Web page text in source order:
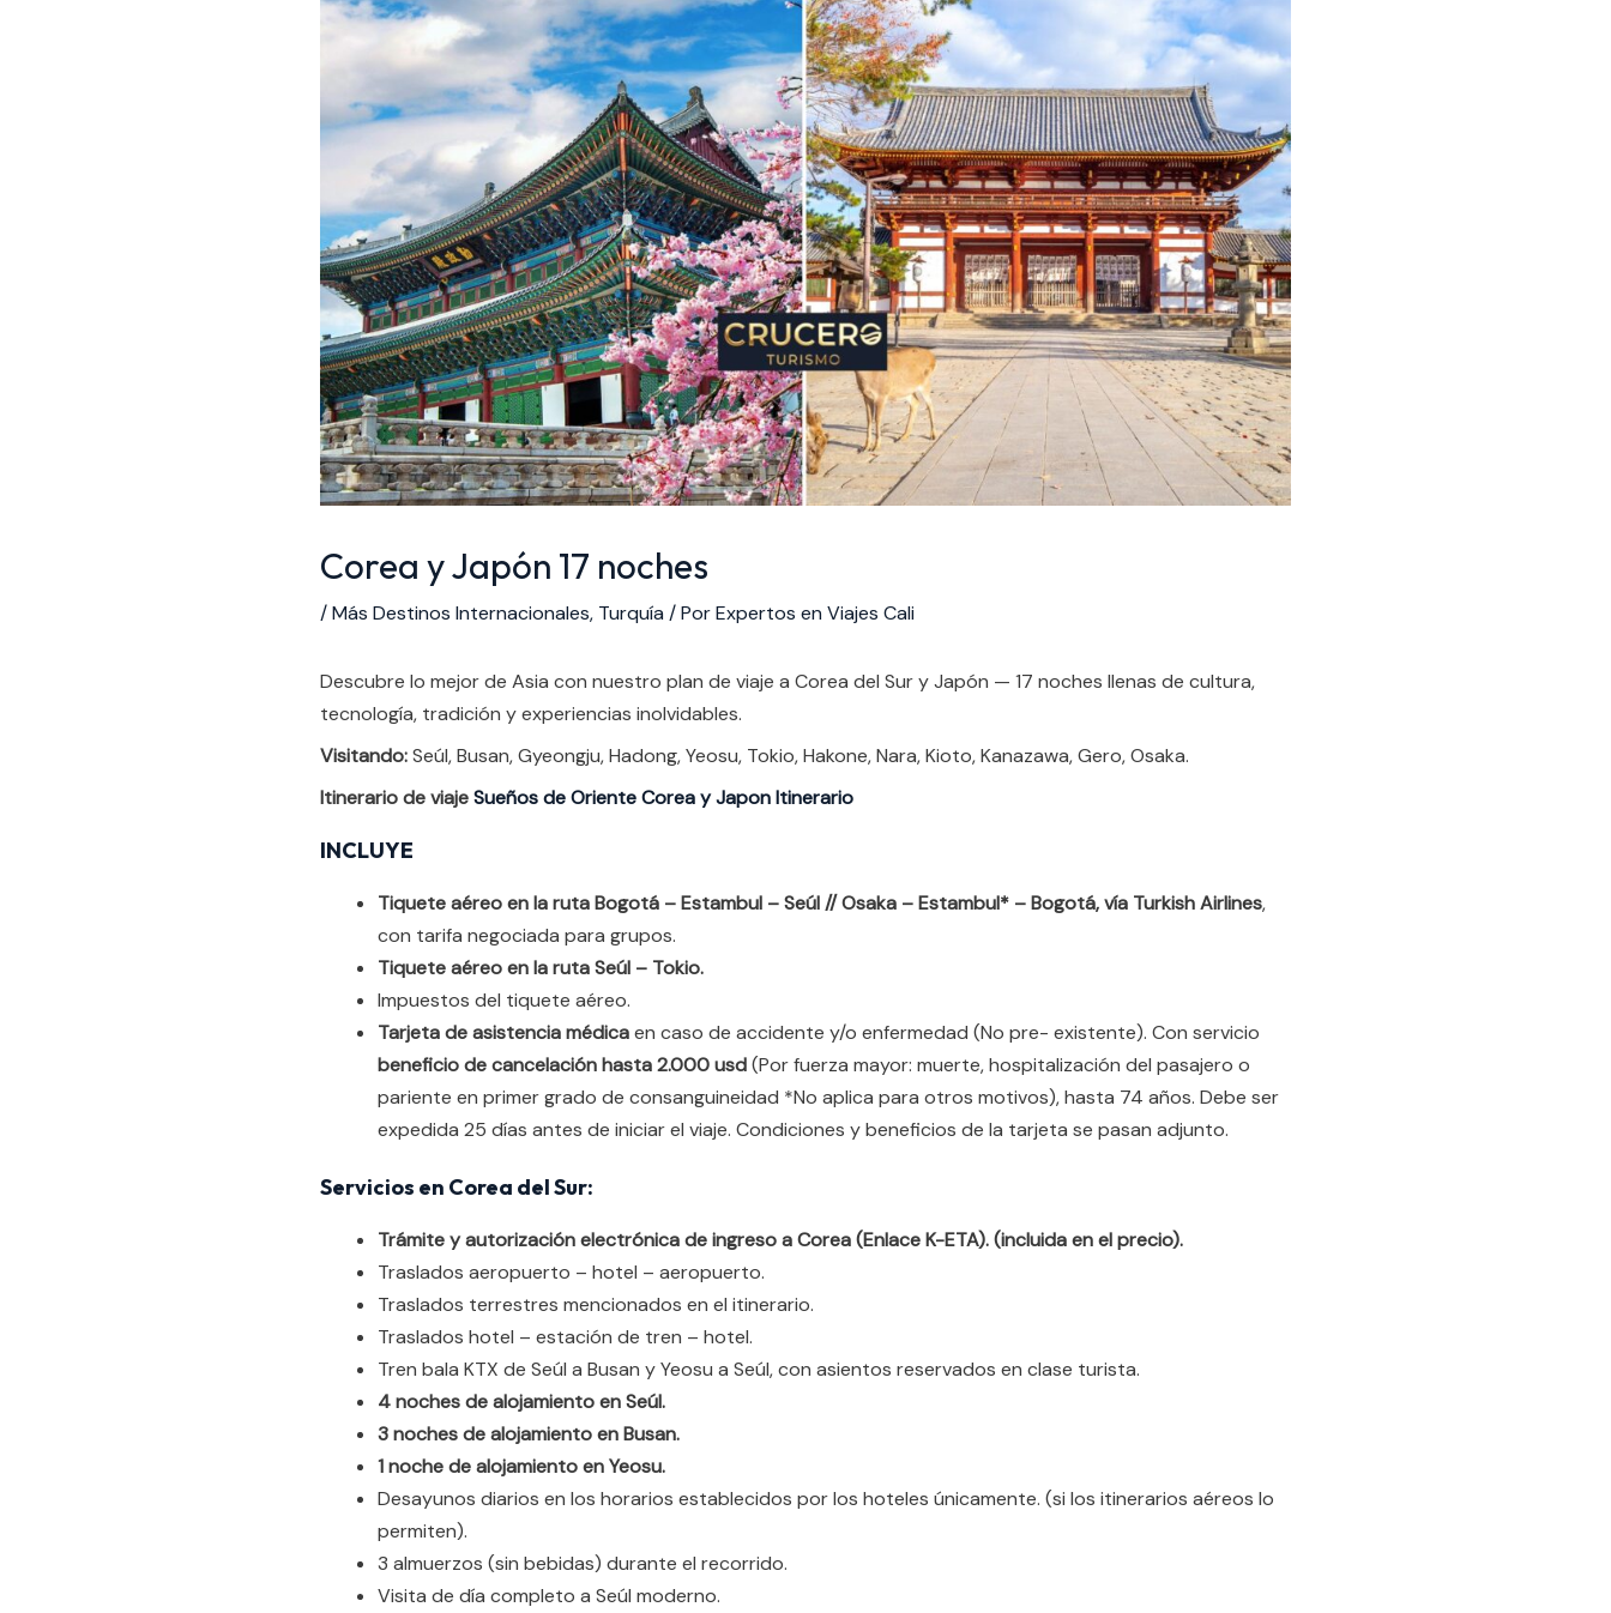
Corea y Japón 17 noches
/Más Destinos Internacionales, Turquía / PorExpertos en Viajes Cali
Descubre lo mejor de Asia con nuestro plan de viaje a Corea del Sur y Japón — 17 noches llenas de cultura,
tecnología, tradición y experiencias inolvidables.
Visitando:Seúl, Busan, Gyeongju, Hadong, Yeosu, Tokio, Hakone, Nara, Kioto, Kanazawa, Gero, Osaka.
Itinerario de viajeSueños de Oriente Corea y Japon Itinerario
INCLUYE
Tiquete aéreo en la ruta Bogotá – Estambul – Seúl // Osaka – Estambul* – Bogotá, vía Turkish Airlines,
con tarifa negociada para grupos.
Tiquete aéreo en la ruta Seúl – Tokio.
Impuestos del tiquete aéreo.
Tarjeta de asistencia médicaen caso de accidente y/o enfermedad (No pre- existente). Con servicio
beneficio de cancelación hasta 2.000 usd(Por fuerza mayor: muerte, hospitalización del pasajero o
pariente en primer grado de consanguineidad *No aplica para otros motivos), hasta 74 años. Debe ser
expedida 25 días antes de iniciar el viaje. Condiciones y beneficios de la tarjeta se pasan adjunto.
Servicios en Corea del Sur:
Trámite y autorización electrónica de ingreso a Corea (Enlace K-ETA).(incluida en el precio).
Traslados aeropuerto – hotel – aeropuerto.
Traslados terrestres mencionados en el itinerario.
Traslados hotel – estación de tren – hotel.
Tren bala KTX de Seúl a Busan y Yeosu a Seúl, con asientos reservados en clase turista.
4 noches de alojamiento en Seúl.
3 noches de alojamiento en Busan.
1 noche de alojamiento en Yeosu.
Desayunos diarios en los horarios establecidos por los hoteles únicamente. (si los itinerarios aéreos lo
permiten).
3 almuerzos (sin bebidas) durante el recorrido.
Visita de día completo a Seúl moderno.